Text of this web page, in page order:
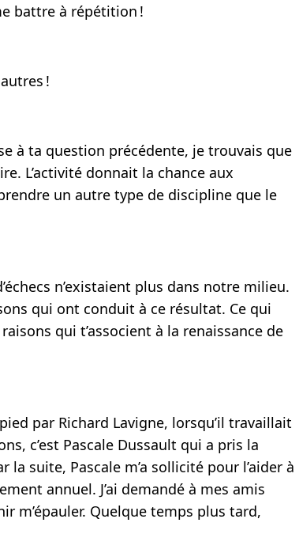
battre à répétition !
!
à ta question précédente, je trouvais que
L’activité donnait la chance aux
un autre type de discipline que le
n’existaient plus dans notre milieu.
qui ont conduit à ce résultat. Ce qui
qui t’associent à la renaissance de
par Richard Lavigne, lorsqu’il travaillait
c’est Pascale Dussault qui a pris la
suite, Pascale m’a sollicité pour l’aider à
annuel. J’ai demandé à mes amis
m’épauler. Quelque temps plus tard,